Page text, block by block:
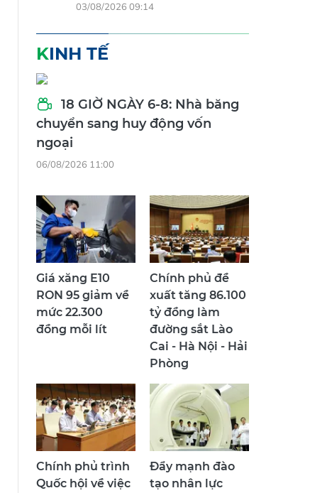
03/08/2026 09:14
KINH TẾ
18 GIỜ NGÀY 6-8: Nhà băng
chuyển sang huy động vốn
ngoại
06/08/2026 11:00
Giá xăng E10
RON 95 giảm về
mức 22.300
đồng mỗi lít
Chính phủ đề
xuất tăng 86.100
tỷ đồng làm
đường sắt Lào
Cai - Hà Nội - Hải
Phòng
Chính phủ trình
Quốc hội về việc
Đẩy mạnh đào
tạo nhân lực